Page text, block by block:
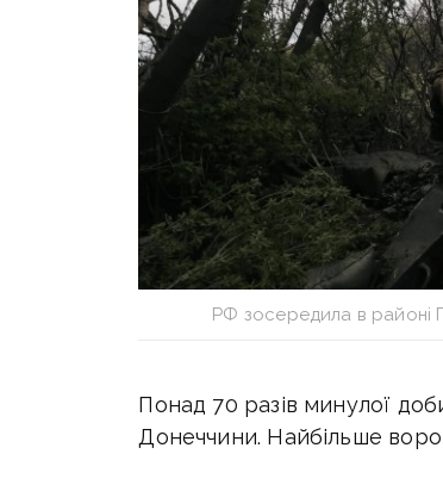
РФ зосередила в районі
Понад 70 разів минулої
Донеччини. Найбільше